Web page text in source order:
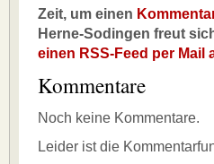
Zeit, um einen
Herne-Sodingen freut
einen RSS-Feed per Mail
Kommentare
Noch keine Kommentare.
Leider ist die